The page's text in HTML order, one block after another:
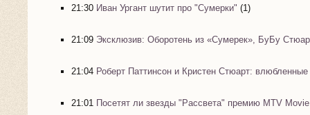
21:30 Иван Ургант шутит про "Сумерки" (1)
21:09 Эксклюзив: Оборотень из «Сумерек», БуБу
21:04 Роберт Паттинсон и Кристен Стюарт: влюбленные
21:01 Посетят ли звезды "Рассвета" премию MTV